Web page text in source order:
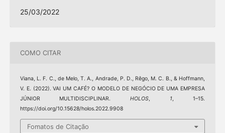
25/03/2022
COMO CITAR
Viana, L. F. C., de Melo, T. A., Andrade, P. D., Rêgo, M. C. B., & Hoffmann,
V. E. (2022). VAI UM CAFÉ? O MODELO DE NEGÓCIO DE UMA EMPRESA
JÚNIOR MULTIDISCIPLINAR. HOLOS, 1, 1–15.
https://doi.org/10.15628/holos.2022.9908
Fomatos de Citação